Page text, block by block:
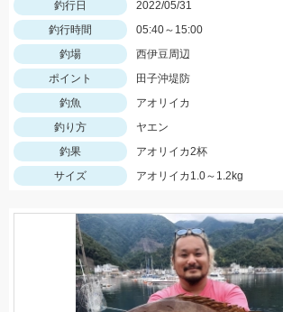
釣行日
2022/05/31
釣行時間
05:40～15:00
釣場
西伊豆周辺
ポイント
田子沖堤防
釣魚
アオリイカ
釣り方
ヤエン
釣果
アオリイカ2杯
サイズ
アオリイカ1.0～1.2kg